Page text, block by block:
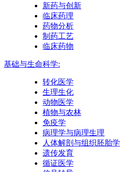
新药与创新
临床药理
药物分析
制药工艺
临床药物
基础与生命科学:
转化医学
生理生化
动物医学
植物与农林
免疫学
病理学与病理生理
人体解剖与组织胚胎学
遗传发育
循证医学